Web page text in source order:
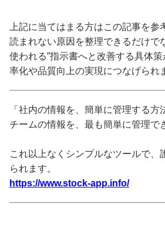
上記に当てはまる方はこの記事を
読まれない原因を整理できるだけで
使われる”指示書へと改善する具体
率化や品質向上の実現につなげられ
「社内の情報を、簡単に管理する方
チームの情報を、最も簡単に管理で
これ以上なくシンプルなツールで、
られます。
https://www.stock-app.info/